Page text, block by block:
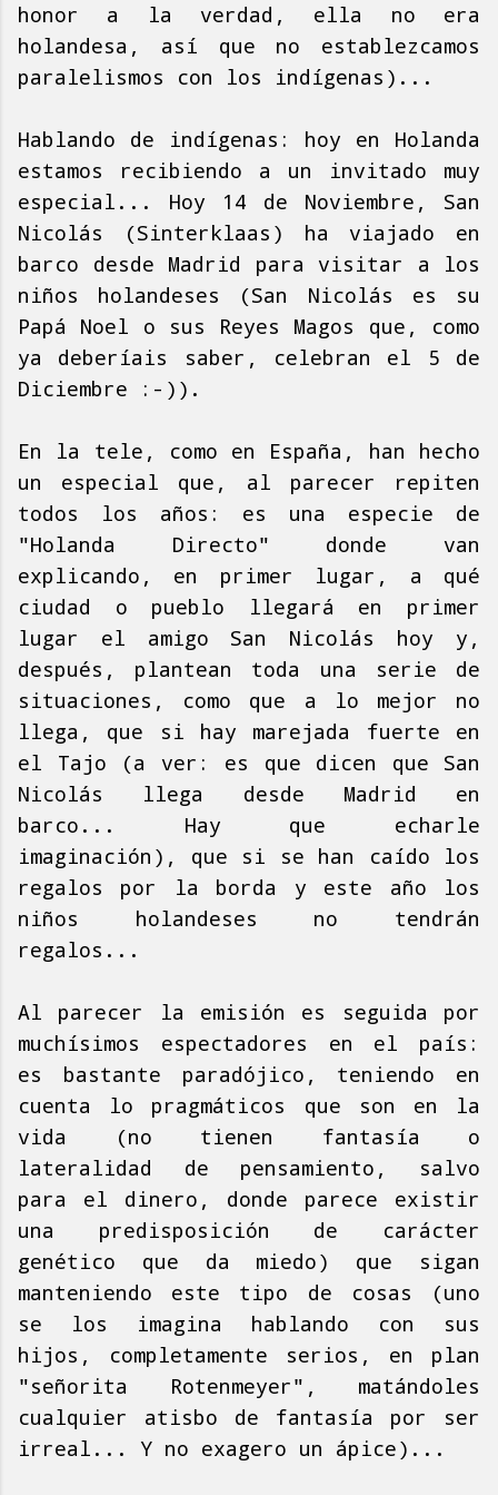
honor a la verdad, ella no era
holandesa, así que no establezcamos
paralelismos con los indígenas)...
Hablando de indígenas: hoy en Holanda
estamos recibiendo a un invitado muy
especial... Hoy 14 de Noviembre, San
Nicolás (Sinterklaas) ha viajado en
barco desde Madrid para visitar a los
niños holandeses (San Nicolás es su
Papá Noel o sus Reyes Magos que, como
ya deberíais saber, celebran el 5 de
Diciembre :-)).
En la tele, como en España, han hecho
un especial que, al parecer repiten
todos los años: es una especie de
"Holanda Directo" donde van
explicando, en primer lugar, a qué
ciudad o pueblo llegará en primer
lugar el amigo San Nicolás hoy y,
después, plantean toda una serie de
situaciones, como que a lo mejor no
llega, que si hay marejada fuerte en
el Tajo (a ver: es que dicen que San
Nicolás llega desde Madrid en
barco... Hay que echarle
imaginación), que si se han caído los
regalos por la borda y este año los
niños holandeses no tendrán
regalos...
Al parecer la emisión es seguida por
muchísimos espectadores en el país:
es bastante paradójico, teniendo en
cuenta lo pragmáticos que son en la
vida (no tienen fantasía o
lateralidad de pensamiento, salvo
para el dinero, donde parece existir
una predisposición de carácter
genético que da miedo) que sigan
manteniendo este tipo de cosas (uno
se los imagina hablando con sus
hijos, completamente serios, en plan
"señorita Rotenmeyer", matándoles
cualquier atisbo de fantasía por ser
irreal... Y no exagero un ápice)...